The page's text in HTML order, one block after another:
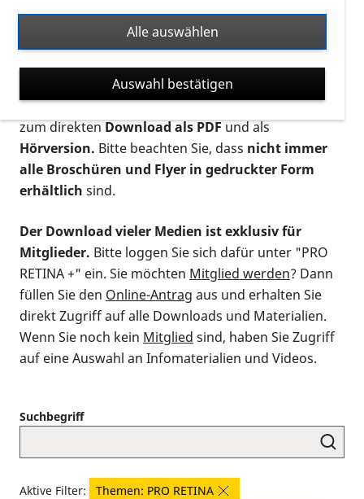
Ort. Nutzen Sie den Formatfilter, um ausschließlich
nach Flyern und Broschüren, Audios oder Videos zu
suchen. Die meisten Flyer und Broschüren werden in
verschiedenen Formaten angeboten: zur
postalischen Bestellung als gedruckte Variante
zum direktenDownload als PDFund als
Hörversion. Bitte beachten Sie, dass nicht immer
alle Broschüren und Flyer in gedruckter Form
erhältlich sind.
Der Download vieler Medien ist exklusiv für
Mitglieder. Bitte loggen Sie sich dafür unter "PRO
RETINA +" ein. Sie möchten Mitglied werden? Dann
füllen Sie den Online-Antrag aus und erhalten Sie
direkt Zugriff auf alle Downloads und Materialien.
Wenn Sie noch kein Mitglied sind, haben Sie Zugriff
auf eine Auswahl an Infomaterialien und Videos.
Suchbegriff
Aktive Filter:
Themen: PRO RETINA
Alle auswählen
Auswahl bestätigen